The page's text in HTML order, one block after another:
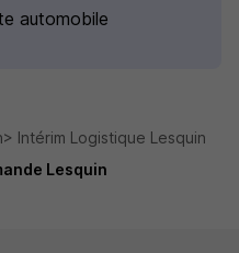
automobile
Intérim Logistique Lesquin
Lesquin